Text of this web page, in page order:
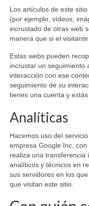
Los artículos de este
(por ejemplo, vídeos,
incrustado de otras web
manera que si el
Estas webs pueden
incrustar un seguimiento
interacción con ese
seguimiento de su
tienes una cuenta y
Analíticas
Hacemos uso del
empresa Google Inc,
realiza una transferencia
analíticos y técnicos en
sus servidores en los
que visitan este sitio.